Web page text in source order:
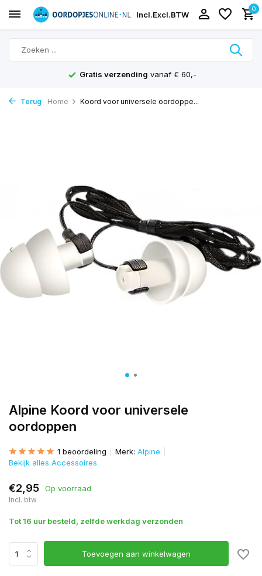
Incl.Excl.BTW
0
Gratis verzending vanaf € 60,-
Terug Home Koord voor universele oordoppe...
Alpine Koord voor universele
oordoppen
1 beoordeling Merk: Alpine
Bekijk alles Accessoires
€2,95 Op voorraad
Incl. btw
Tot 16 uur besteld, zelfde werkdag verzonden
Toevoegen aan winkelwagen